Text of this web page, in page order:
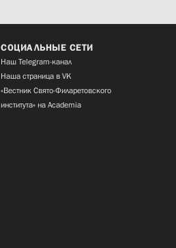
СОЦИАЛЬНЫЕ СЕТИ
Наш Telegram-канал
Наша страница в VK
«Вестник Свято-Филаретовского
института» на Academia